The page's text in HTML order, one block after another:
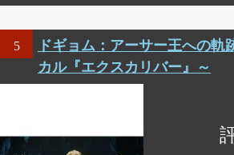
5
ドギョム：アーサー王への軌
カル『エクスカリバー』～